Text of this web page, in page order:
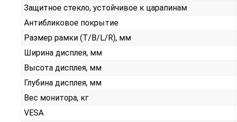
Защитное стекло, устойчивое к царапинам
Антибликовое покрытие
Размер рамки (T/B/L/R), мм
Ширина дисплея, мм
Высота дисплея, мм
Глубина дисплея, мм
Вес монитора, кг
VESA